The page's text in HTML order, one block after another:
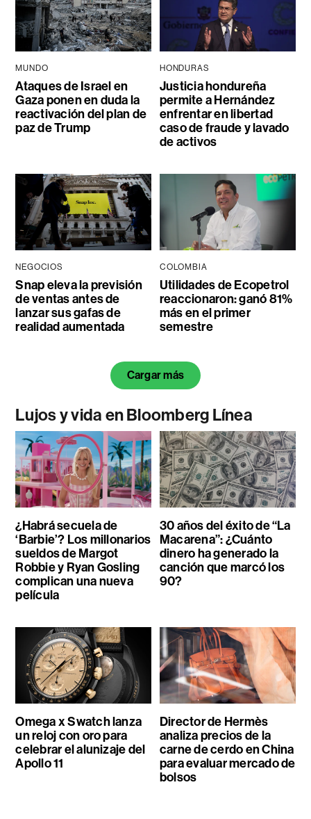
MUNDO
Ataques de Israel en
Gaza ponen en duda la
reactivación del plan de
paz de Trump
HONDURAS
Justicia hondureña
permite a Hernández
enfrentar en libertad
caso de fraude y lavado
de activos
NEGOCIOS
Snap eleva la previsión
de ventas antes de
lanzar sus gafas de
realidad aumentada
COLOMBIA
Utilidades de Ecopetrol
reaccionaron: ganó 81%
más en el primer
semestre
Cargar más
Lujos y vida en Bloomberg Línea
¿Habrá secuela de
‘Barbie’? Los millonarios
sueldos de Margot
Robbie y Ryan Gosling
complican una nueva
película
30 años del éxito de “La
Macarena”: ¿Cuánto
dinero ha generado la
canción que marcó los
90?
Omega x Swatch lanza
un reloj con oro para
celebrar el alunizaje del
Apollo 11
Director de Hermès
analiza precios de la
carne de cerdo en China
para evaluar mercado de
bolsos